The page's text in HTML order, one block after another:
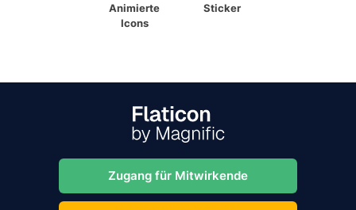
Animierte
Icons
Sticker
Zugang für Mitwirkende